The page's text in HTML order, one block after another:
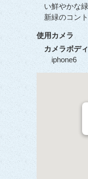
い鮮やかな
新緑のコン
使用カメラ
カメラボディ
iphone6